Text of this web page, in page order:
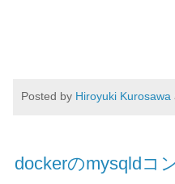
Posted by Hiroyuki Kurosawa
dockerのmysqldコ